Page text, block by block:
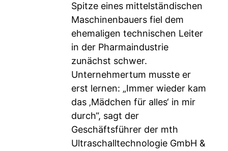
Spitze eines mittelständischen
Maschinenbauers fiel dem
ehemaligen technischen Leiter
in der Pharmaindustrie
zunächst schwer.
Unternehmertum musste er
erst lernen: „Immer wieder kam
das ‚Mädchen für alles‘ in mir
durch“, sagt der
Geschäftsführer der mth
Ultraschalltechnologie GmbH &